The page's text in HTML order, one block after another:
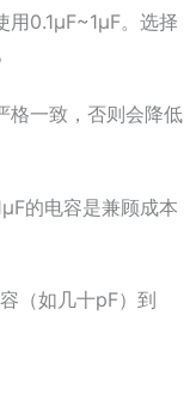
0.1μF~1μF。选择
格一致，否则会降低
的电容是兼顾成本
（如几十pF）到